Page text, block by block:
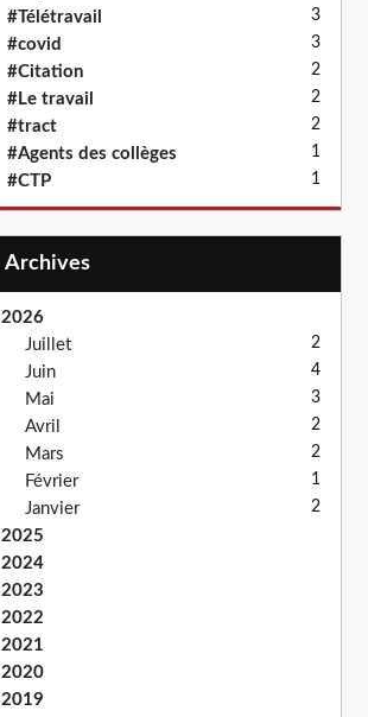
#Télétravail 3
#covid 3
#Citation 2
#Le travail 2
#tract 2
#Agents des collèges 1
#CTP 1
Archives
2026
Juillet
2
Juin 4
Mai 3
Avril 2
Mars 2
Février 1
Janvier 2
2025
2024
2023
2022
2021
2020
2019